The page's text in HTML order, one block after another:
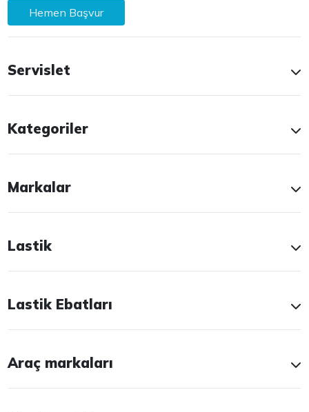
Hemen Başvur
Servislet
Kategoriler
Markalar
Lastik
Lastik Ebatları
Araç markaları